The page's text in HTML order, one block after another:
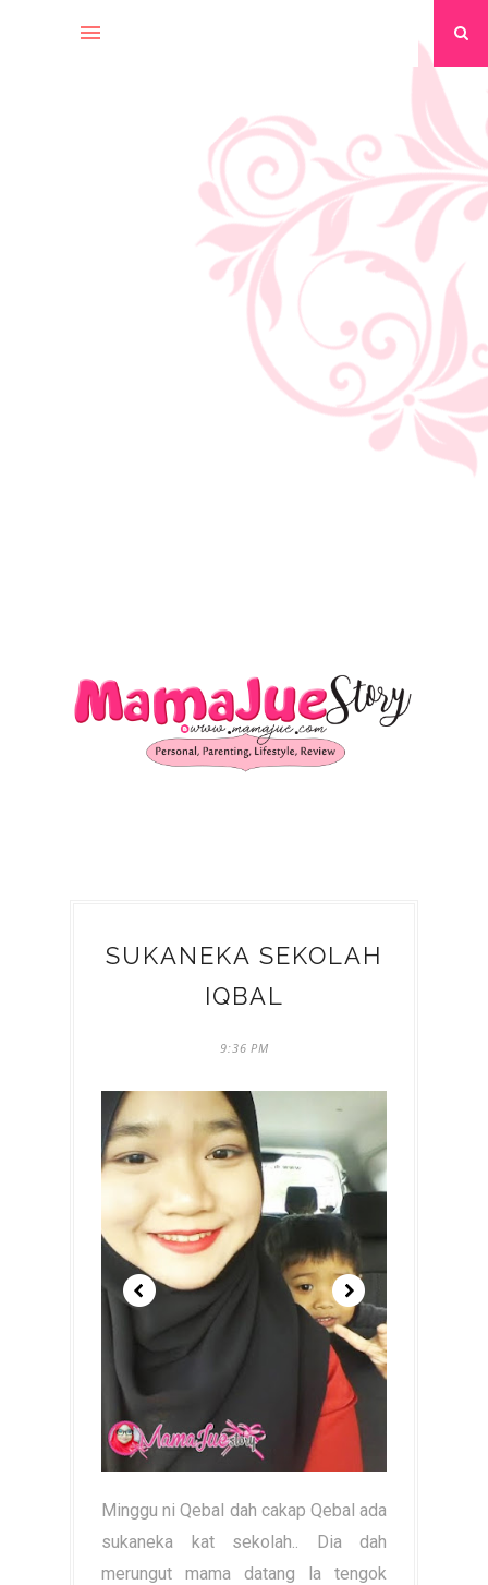
SUKANEKA SEKOLAH
IQBAL
9:36 PM
Minggu ni Qebal dah cakap Qebal ada
sukaneka kat sekolah.. Dia dah
merungut mama datang la tengok